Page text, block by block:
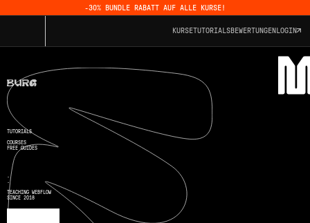
-30% BUNDLE RABATT AUF ALLE KURSE!
KURSETUTORIALSBEWERTUNGEN LOGIN
TUTORIALS
COURSES
FREE GUIDES
TEACHING WEBFLOW
SINCE 2018